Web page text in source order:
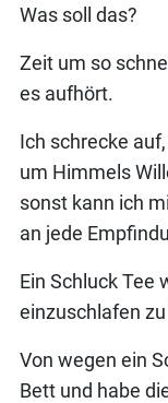
Was soll das?
Zeit um so
es aufhört.
Ich schrecke
um Himmels
sonst kann ich
an jede
Ein Schluck Tee
einzuschlafen
Von wegen ein
Bett und habe